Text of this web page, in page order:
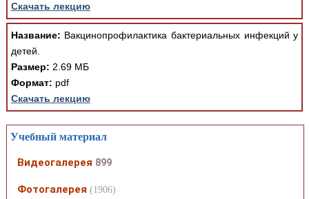
Скачать лекцию
Название: Вакцинопрофилактика бактериальных инфекций у
детей.
Размер: 2.69 МБ
Формат: pdf
Скачать лекцию
Учебный материал
Видеогалерея 899
Фотогалерея (1906)